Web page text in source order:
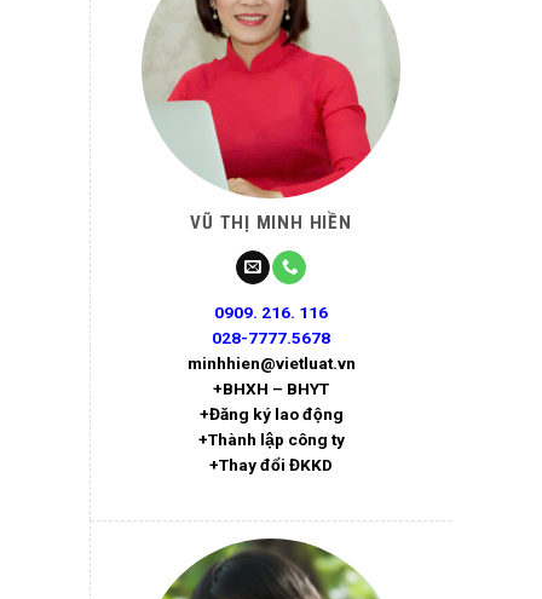
VŨ THỊ MINH HIỀN
0909. 216. 116
028-7777.5678
minhhien@vietluat.vn
+BHXH – BHYT
+Đăng ký lao động
+Thành lập công ty
+Thay đổi ĐKKD